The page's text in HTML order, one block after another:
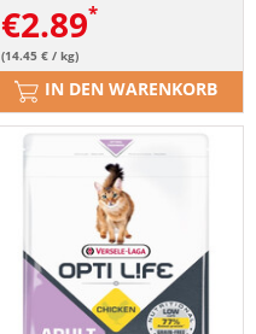
€2.89
(14.45 € / kg)
IN DEN WARENKORB